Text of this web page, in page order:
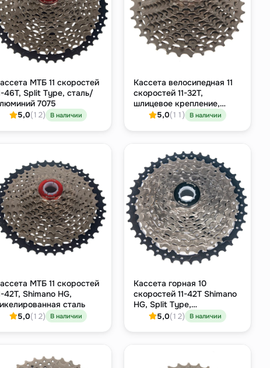
МТБ 11 скоростей
46T, Split Type, сталь/
7075
5,0(12) В наличии
Кассета велосипедная 11
скоростей 11-32T,
шлицевое крепление,
никелированная сталь
5,0(11) В наличии
МТБ 11 скоростей
42T, Shimano HG,
сталь
5,0(12) В наличии
Кассета горная 10
скоростей 11-42T Shimano
HG, Split Type,
алюминиевый паук
5,0(12) В наличии